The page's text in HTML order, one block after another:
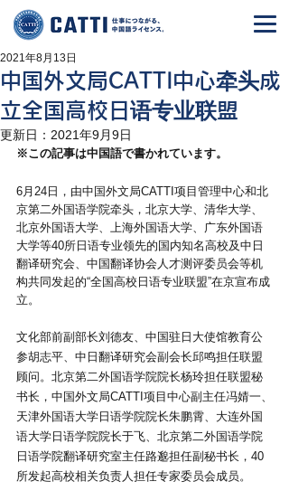
中国外文局CATTI中心牵头成
立全国高校日语专业联盟
2021年8月13日
更新日： 2021年9月9日
※この記事は中国語で書かれています。
6月24日，由中国外文局CATTI项目管理中心和北
京第二外国语学院牵头，北京大学、清华大学、
北京外国语大学、上海外国语大学、广东外国语
大学等40所日语专业领先的国内知名高校及中日
翻译研究会、中国翻译协会人才测评委员会等机
构共同发起的“全国高校日语专业联盟”在京宣布成
立。
文化部前副部长刘德友、中国驻日大使馆教育公
参胡志平、中日翻译研究会副会长邱鸣担任联盟
顾问。北京第二外国语学院院长杨玲担任联盟秘
书长，中国外文局CATTI项目中心副主任冯婧一、
天津外国语大学日语学院院长朱鹏霄、大连外国
语大学日语学院院长于飞、北京第二外国语学院
日语学院翻译研究室主任路邈担任副秘书长，40
所发起高校相关负责人担任专家委员会成员。